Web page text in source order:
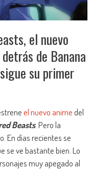
el nuevo
de Banana
su primer
el nuevo animedel
Beasts. Pero la
En días recientes se
se ve bastante bien. Lo
muy apegado al